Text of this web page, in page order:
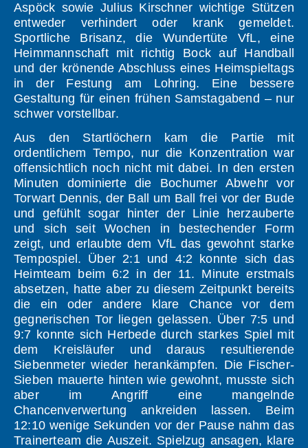
Aspöck sowie Julius Kirschner wichtige Stützen
entweder verhindert oder krank gemeldet.
Sportliche Brisanz, die Wundertüte VfL, eine
Heimmannschaft mit richtig Bock auf Handball
und der krönende Abschluss eines Heimspieltags
in der Festung am Lohring. Eine bessere
Gestaltung für einen frühen Samstagabend – nur
schwer vorstellbar.
Aus den Startlöchern kam die Partie mit
ordentlichem Tempo, nur die Konzentration war
offensichtlich noch nicht mit dabei. In den ersten
Minuten dominierte die Bochumer Abwehr vor
Torwart Dennis, der Ball um Ball frei vor der Bude
und gefühlt sogar hinter der Linie herzauberte
und sich seit Wochen in bestechender Form
zeigt, und erlaubte dem VfL das gewohnt starke
Tempospiel. Über 2:1 und 4:2 konnte sich das
Heimteam beim 6:2 in der 11. Minute erstmals
absetzen, hatte aber zu diesem Zeitpunkt bereits
die ein oder andere klare Chance vor dem
gegnerischen Tor liegen gelassen. Über 7:5 und
9:7 konnte sich Herbede durch starkes Spiel mit
dem Kreisläufer und daraus resultierende
Siebenmeter wieder herankämpfen. Die Fischer-
Sieben mauerte hinten wie gewohnt, musste sich
aber im Angriff eine mangelnde
Chancenverwertung ankreiden lassen. Beim
12:10 wenige Sekunden vor der Pause nahm das
Trainerteam die Auszeit. Spielzug ansagen, klare